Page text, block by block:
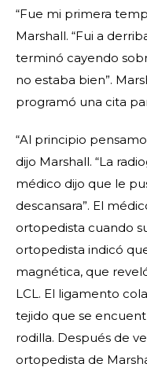
“Fue mi primera
Marshall. “Fui a
terminó cayendo
no estaba bien”.
programó una cita
“Al principio
dijo Marshall. “La
médico dijo que le
descansara”. El
ortopedista cuando
ortopedista indicó
magnética, que
LCL. El ligamento
tejido que se
rodilla. Después de
ortopedista de